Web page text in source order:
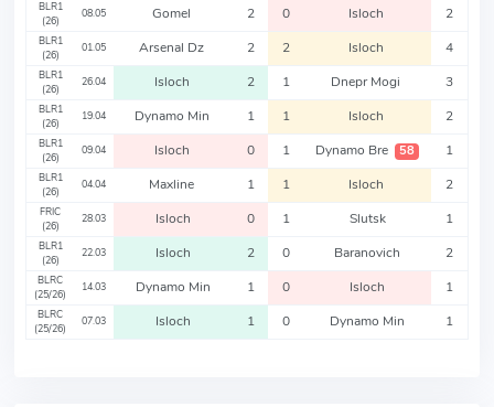
BLR1
(26)
08.05 Gomel 2 0 Isloch 2
BLR1
(26)
01.05 Arsenal Dz 2 2 Isloch 4
BLR1
(26)
26.04 Isloch 2 1 Dnepr Mogi 3
BLR1
(26)
19.04 Dynamo Min 1 1 Isloch 2
BLR1
(26)
09.04 Isloch 0 1 Dynamo Bre 58 1
BLR1
(26)
04.04 Maxline 1 1 Isloch 2
FRIC
(26)
28.03 Isloch 0 1 Slutsk 1
BLR1
(26)
22.03 Isloch 2 0 Baranovich 2
BLRC
(25/26)
14.03 Dynamo Min 1 0 Isloch 1
BLRC
(25/26)
07.03 Isloch 1 0 Dynamo Min 1